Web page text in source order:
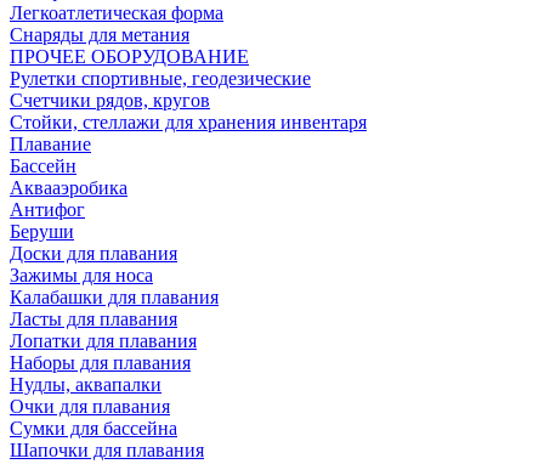
Легкоатлетическая форма
Снаряды для метания
ПРОЧЕЕ ОБОРУДОВАНИЕ
Рулетки спортивные, геодезические
Счетчики рядов, кругов
Стойки, стеллажи для хранения инвентаря
Плавание
Бассейн
Аквааэробика
Антифог
Беруши
Доски для плавания
Зажимы для носа
Калабашки для плавания
Ласты для плавания
Лопатки для плавания
Наборы для плавания
Нудлы, аквапалки
Очки для плавания
Сумки для бассейна
Шапочки для плавания